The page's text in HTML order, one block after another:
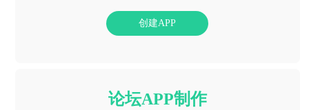
创建APP
论坛APP制作